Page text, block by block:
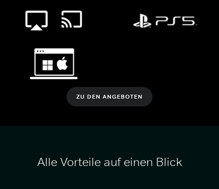
ZU DEN ANGEBOTEN
Alle Vorteile auf einen Blick